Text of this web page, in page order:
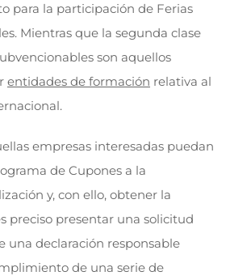
para la participación de Ferias
Mientras que la segunda clase
son aquellos
entidades de formación relativa al
empresas interesadas puedan
de Cupones a la
y, con ello, obtener la
preciso presentar una solicitud
una declaración responsable
de una serie de